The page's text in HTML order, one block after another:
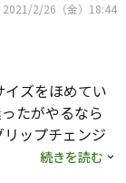
ブをしている
ません（グロ
思いますが、バ
認等が必要な
2021/2/26（金）18:44
ズをほめてい
たがやるなら
ップチェンジ
続きを読む